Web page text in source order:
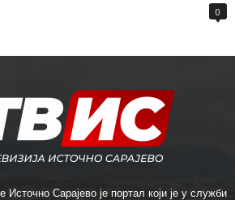
0
Источно Сарајево је портал који је у служби